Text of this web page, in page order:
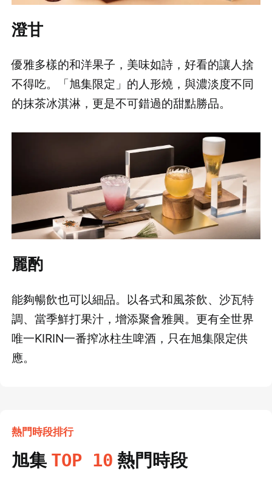
澄甘
優雅多樣的和洋果子，美味如詩，好看的讓人捨
不得吃。「旭集限定」的人形燒，與濃淡度不同
的抹茶冰淇淋，更是不可錯過的甜點勝品。
麗酌
能夠暢飲也可以細品。以各式和風茶飲、沙瓦特
調、當季鮮打果汁，增添聚會雅興。更有全世界
唯一KIRIN一番搾冰柱生啤酒，只在旭集限定供
應。
熱門時段排行
旭集 TOP 10 熱門時段